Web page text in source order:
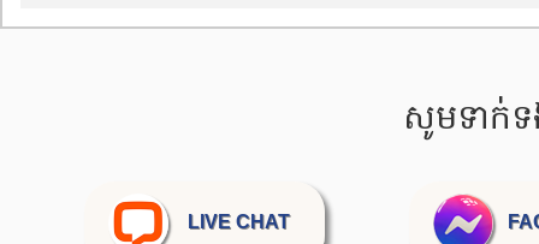
សូមទាក់ទ
LIVE CHAT